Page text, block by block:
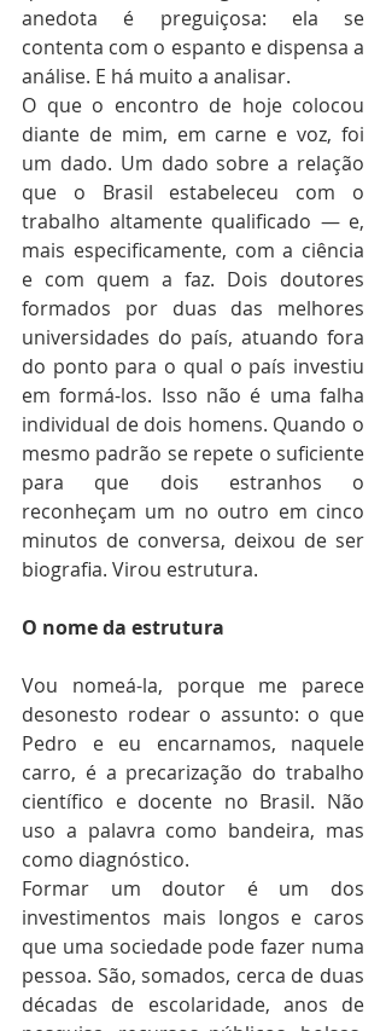
anedota é preguiçosa: ela se
contenta com o espanto e dispensa a
análise. E há muito a analisar.
O que o encontro de hoje colocou
diante de mim, em carne e voz, foi
um dado. Um dado sobre a relação
que o Brasil estabeleceu com o
trabalho altamente qualificado — e,
mais especificamente, com a ciência
e com quem a faz. Dois doutores
formados por duas das melhores
universidades do país, atuando fora
do ponto para o qual o país investiu
em formá-los. Isso não é uma falha
individual de dois homens. Quando o
mesmo padrão se repete o suficiente
para que dois estranhos o
reconheçam um no outro em cinco
minutos de conversa, deixou de ser
biografia. Virou estrutura.
O nome da estrutura
Vou nomeá-la, porque me parece
desonesto rodear o assunto: o que
Pedro e eu encarnamos, naquele
carro, é a precarização do trabalho
científico e docente no Brasil. Não
uso a palavra como bandeira, mas
como diagnóstico.
Formar um doutor é um dos
investimentos mais longos e caros
que uma sociedade pode fazer numa
pessoa. São, somados, cerca de duas
décadas de escolaridade, anos de